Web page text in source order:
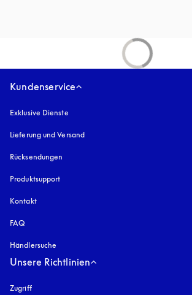
Kundenservice
Exklusive Dienste
Lieferung und Versand
Rücksendungen
Produktsupport
Kontakt
FAQ
Händlersuche
Unsere Richtlinien
Zugrifföffnet sich in einem neuen Tab